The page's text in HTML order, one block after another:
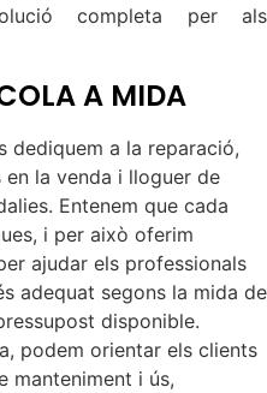
completa per als
A MIDA
dediquem a la reparació,
la venda i lloguer de
Entenem que cada
i per això oferim
ajudar els professionals
adequat segons la mida de
disponible.
podem orientar els clients
manteniment i ús,